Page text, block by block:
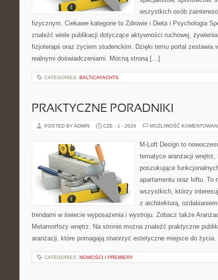
wszystkich osób
fizycznym. Ciekawe kategorie to Zdrowie i Dieta i Psychologia
znaleźć wiele publikacji dotyczące aktywności ruchowej,
fizjoterapii oraz życiem studenckim. Dzięki temu portal zestawia
realnymi doświadczeniami. Mocną stroną […]
CATEGORIES: BALTICAYACHTS
PRAKTYCZNE PORADNIKI
POSTED BY ADMIN CZE - 1 - 2026 MOŻLIWOŚĆ
M-Loft Design to
tematyce aranżacji
poszukujące
apartamentu oraz loftu. To
wszystkich, którzy
z architekturą,
trendami w świecie wyposażenia i wystroju. Zobacz także
Metamorfozy wnętrz. Na stronie można znaleźć praktyczne
aranżacji, które pomagają stworzyć estetyczne miejsce do
CATEGORIES: NOWOŚCI I PREMIERY